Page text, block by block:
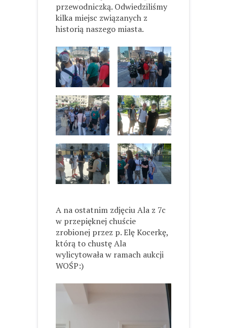
przewodniczką. Odwiedziliśmy
kilka miejsc związanych z
historią naszego miasta.
A na ostatnim zdjęciu Ala z 7c
w przepięknej chuście
zrobionej przez p. Elę Kocerkę,
którą to chustę Ala
wylicytowała w ramach aukcji
WOŚP:)